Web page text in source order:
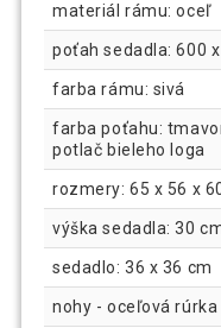
materiál rámu: oceľ
poťah sedadla: 600
farba rámu: sivá
farba poťahu:
potlač bieleho loga
rozmery: 65 x 56 x
výška sedadla: 30
sedadlo: 36 x 36 cm
nohy - oceľová